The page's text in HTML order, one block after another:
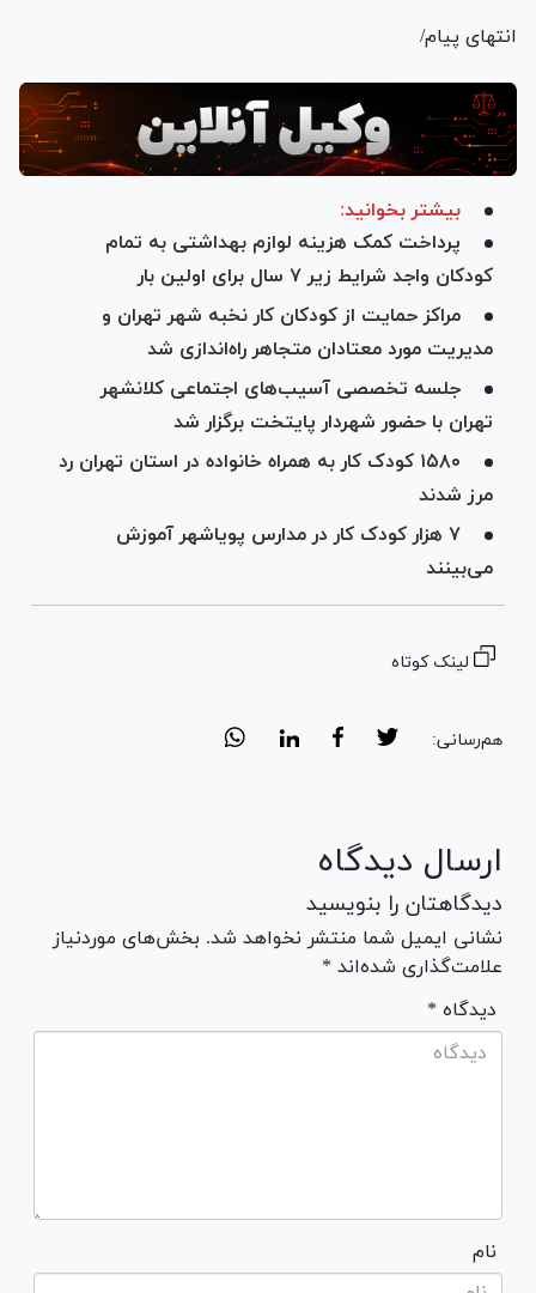
انتهای پیام/
بیشتر بخوانید:
پرداخت کمک هزینه لوازم بهداشتی به تمام
کودکان واجد شرایط زیر ۷ سال برای اولین بار
مراکز حمایت از کودکان کار نخبه شهر تهران و
مدیریت مورد معتادان متجاهر راه‌اندازی شد
جلسه تخصصی آسیب‌های اجتماعی کلانشهر
تهران با حضور شهردار پایتخت برگزار شد
۱۵۸۰ کودک کار به همراه خانواده در استان تهران رد
مرز شدند
۷ هزار کودک کار در مدارس پویاشهر آموزش
می‌بینند
لینک کوتاه
هم‌رسانی:
ارسال دیدگاه
دیدگاهتان را بنویسید
نشانی ایمیل شما منتشر نخواهد شد. بخش‌های موردنیاز
علامت‌گذاری شده‌اند *
* دیدگاه
نام